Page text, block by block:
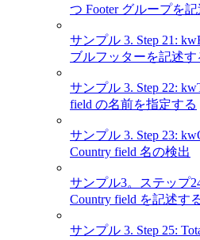
つ Footer グループを記
サンプル 3. Step 21:
ブルフッターを記述す
サンプル 3. Step 22:
field の名前を指定する
サンプル 3. Step 23:
Country field 名の検出
サンプル3。ステップ
Country field を記述す
サンプル 3. Step 25: